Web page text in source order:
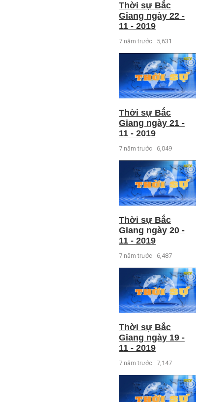
Thời sự Bắc
Giang ngày 22 -
11 - 2019
7 năm trước 5,631
Thời sự Bắc
Giang ngày 21 -
11 - 2019
7 năm trước 6,049
Thời sự Bắc
Giang ngày 20 -
11 - 2019
7 năm trước 6,487
Thời sự Bắc
Giang ngày 19 -
11 - 2019
7 năm trước 7,147